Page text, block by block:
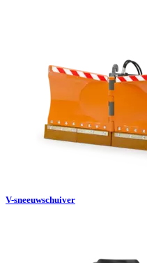
V-sneeuwschuiver